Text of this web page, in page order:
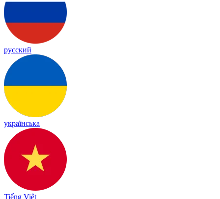
русский
українська
Tiếng Việt